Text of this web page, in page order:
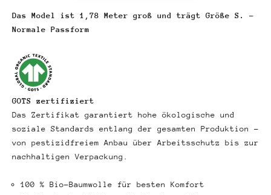
Das Model ist 1,78 Meter groß und trägt Größe S. -
Normale Passform
GOTS zertifiziert
Das Zertifikat garantiert hohe ökologische und
soziale Standards entlang der gesamten Produktion –
von pestizidfreiem Anbau über Arbeitsschutz bis zur
nachhaltigen Verpackung.
100 % Bio-Baumwolle für besten Komfort